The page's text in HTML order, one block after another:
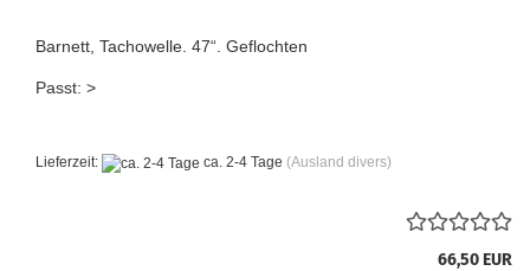
Barnett, Tachowelle. 47“. Geflochten
Passt: >
Lieferzeit: ca. 2-4 Tage (Ausland divers)
66,50 EUR